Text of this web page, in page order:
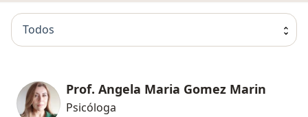
Todos
Prof. Angela Maria Gomez Marin
Psicóloga